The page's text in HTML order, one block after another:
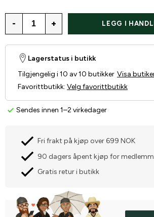
- + LEGG I
Sendes innen 1–2 virkedager
Lagerstatus i butikk
Tilgjengelig i 10 av 10 butikker Visa
Favorittbutikk: Velg favorittbutikk
Fri frakt på kjøp over 699 NOK
90 dagers åpent kjøp for
Gratis retur i butikk